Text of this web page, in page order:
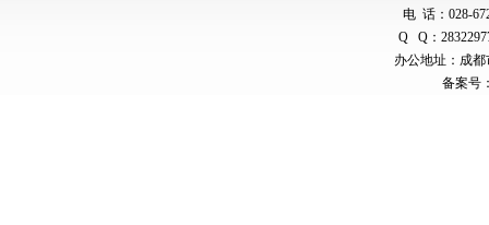
电 话：028-
Q Q：
办公地址： 成都
备案号